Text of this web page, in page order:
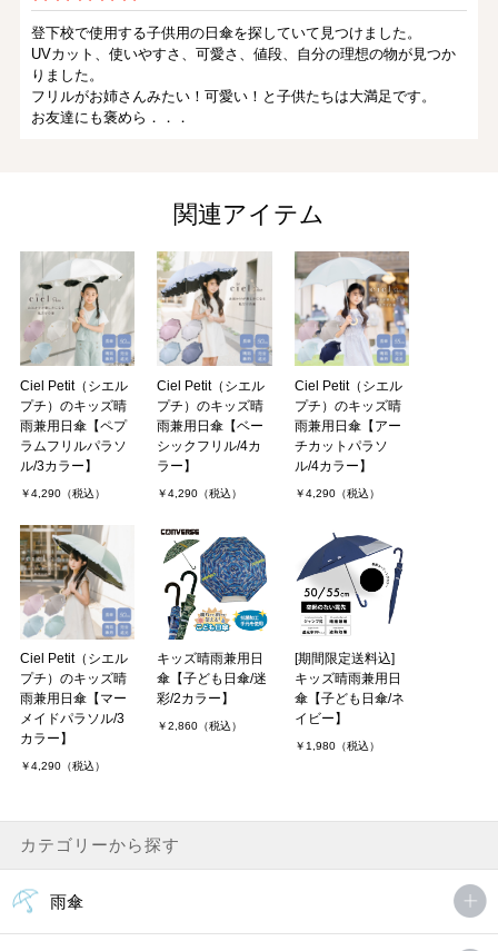
登下校で使用する子供用の日傘を探していて見つけました。
UVカット、使いやすさ、可愛さ、値段、自分の理想の物が見つか
りました。
フリルがお姉さんみたい！可愛い！と子供たちは大満足です。
お友達にも褒めら．．．
小学3年生の息子の学校よりソーシャルディスタンス確保のための
傘登校を勧められ、子供サイズの晴雨兼用傘を探していました。デ
ザインシンプルで使いやすそうだなという印象、息子本人も気に
入っています。素早い対．．．
シュンコさん（1件）
非公開 投稿日：2020年06月20日
小学3年の男の子に購入しました。折り畳みの日傘を持たせたので
すがやはり面倒なのか結局ささないまま持って帰ってくるので手持
ば、密を防げるのでマ．．．
しーさん（1件）
東京都 投稿日：2020年06月17日
娘に。
雨の日も使えて日傘としても使えるので購入しました。
内側が黒いのでしっかり紫外線も防いでくれそうで使うのが楽しみ
です。
いないものを探していて購入しました。
関連アイテム
Ciel Petit（シエル
プチ）のキッズ晴
雨兼用日傘【ペプ
ラムフリルパラソ
ル/3カラー】
￥4,290（税込）
Ciel Petit（シエル
プチ）のキッズ晴
雨兼用日傘【ベー
シックフリル/4カ
ラー】
￥4,290（税込）
Ciel Petit（シエル
プチ）のキッズ晴
雨兼用日傘【アー
チカットパラソ
ル/4カラー】
￥4,290（税込）
Ciel Petit（シエル
プチ）のキッズ晴
雨兼用日傘【マー
メイドパラソル/3
カラー】
￥4,290（税込）
キッズ晴雨兼用日
傘【子ども日傘/迷
彩/2カラー】
￥2,860（税込）
[期間限定送料込]
キッズ晴雨兼用日
傘【子ども日傘/ネ
イビー】
￥1,980（税込）
カテゴリーから探す
雨傘